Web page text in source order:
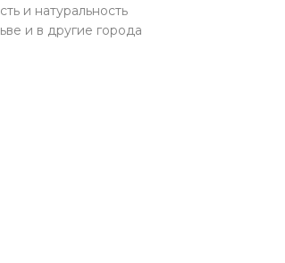
и натуральность
и в другие города